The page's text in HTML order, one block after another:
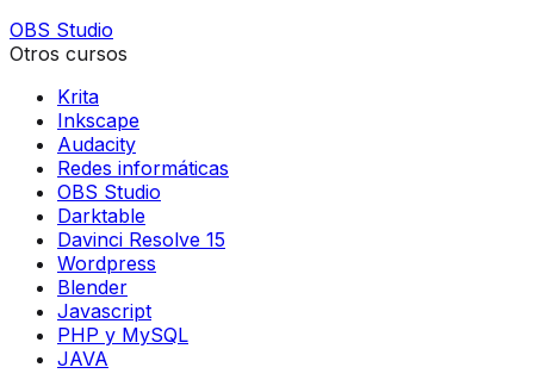
OBS Studio
Otros cursos
Krita
Inkscape
Audacity
Redes informáticas
OBS Studio
Darktable
Davinci Resolve 15
Wordpress
Blender
Javascript
PHP y MySQL
JAVA